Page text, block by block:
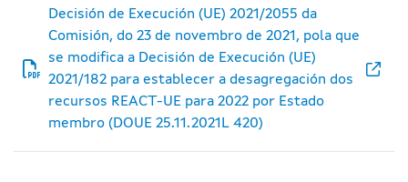
Decisión de Execución (UE) 2021/2055 da
Comisión, do 23 de novembro de 2021, pola que
se modifica a Decisión de Execución (UE)
2021/182 para establecer a desagregación dos
recursos REACT-UE para 2022 por Estado
membro (DOUE 25.11.2021L 420)